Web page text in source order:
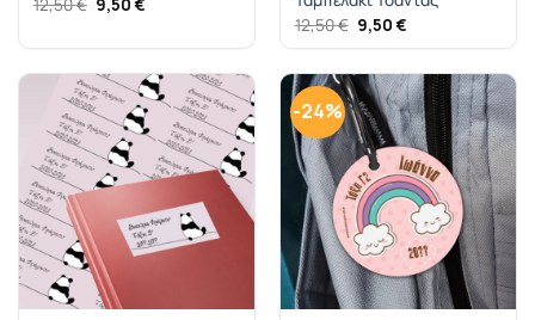
12,50€
price
12,50 €.
9,50 €
είναι:
12,50€ Original
price
was:
12,50 €.
9,50 €Η
τιμή
είναι:
9,50 €.
-24%